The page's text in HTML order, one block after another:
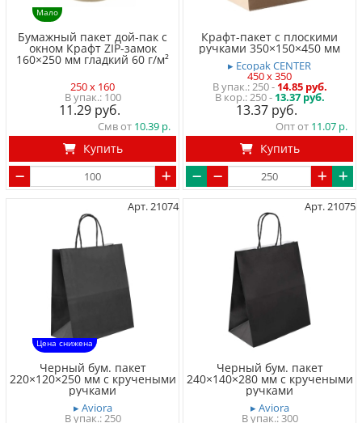
Мало
Бумажный пакет дой-пак с
окном Крафт ZIP-замок
160×250 мм гладкий 60 г/м²
250 x 160
100
11.29
Смв от 10.39
Купить
Крафт-пакет с плоскими
ручками 350×150×450 мм
▸ Ecopak CENTER
450 x 350
250- 14.85 руб.
250 - 13.37 руб.
13.37
Опт от 11.07
Купить
Арт. 21074
Цена снижена
Чeрный бум. пакет
220×120×250 мм с кручеными
ручками
▸ Aviora
250
Арт. 21075
Чeрный бум. пакет
240×140×280 мм с кручеными
ручками
▸ Aviora
300